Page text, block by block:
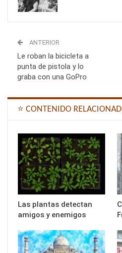
ANTERIOR
Le roban la bicicleta a
punta de pistola y lo
graba con una GoPro
⭐ CONTENIDO
Las plantas detectan
amigos y enemigos